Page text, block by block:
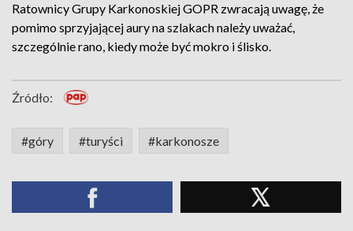
Ratownicy Grupy Karkonoskiej GOPR zwracają uwagę, że
pomimo sprzyjającej aury na szlakach należy uważać,
szczególnie rano, kiedy może być mokro i ślisko.
Źródło:
#góry #turyści #karkonosze